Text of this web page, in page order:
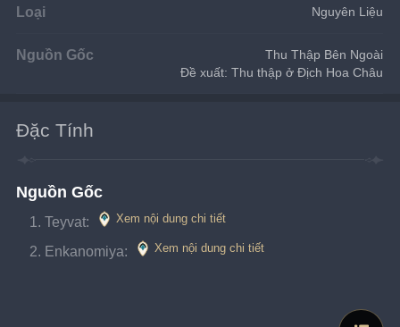
Loại Nguyên Liệu
Nguồn Gốc
Thu Thập Bên Ngoài
Đề xuất: Thu thập ở Địch Hoa Châu
Đặc Tính
Nguồn Gốc
Teyvat: Xem nội dung chi tiết
Enkanomiya: Xem nội dung chi tiết